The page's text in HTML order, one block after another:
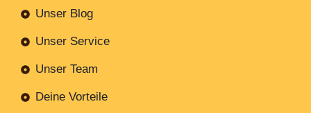
Unser Blog
Unser Service
Unser Team
Deine Vorteile